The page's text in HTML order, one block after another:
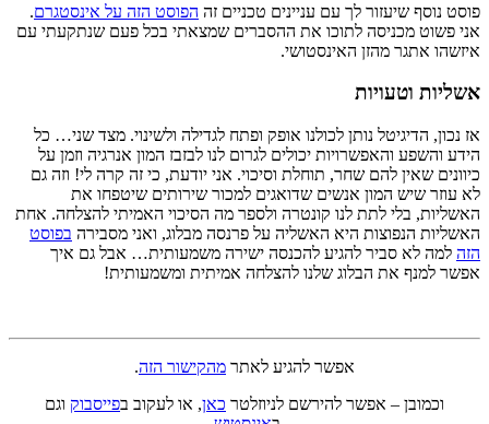
פוסט נוסף שיעזור לך עם עניינים טכניים זה הפוסט הזה על אינסטגרם.
אני פשוט מכניסה לתוכו את ההסברים שמצאתי בכל פעם שנתקעתי עם
איזשהו אתגר מהזן האינסטושי.
אשליות וטעויות
אז נכון, הדיגיטל נותן לכולנו אופק ופתח לגדילה ולשינוי. מצד שני… כל
הידע והשפע והאפשרויות יכולים לגרום לנו לבזבז המון אנרגיה וזמן על
כיוונים שאין להם שחר, תוחלת וסיכוי. אני יודעת, כי זה קרה לי! וזה גם
לא עוזר שיש המון אנשים שדואגים למכור שירותים שיטפחו את
האשליות, בלי לתת לנו קונטרה ולספר מה הסיכוי האמיתי להצלחה. אחת
האשליות הנפוצות היא האשליה על פרנסה מבלוג, ואני מסבירה בפוסט
הזה למה לא סביר להגיע להכנסה ישירה משמעותית… אבל גם איך
אפשר למנף את הבלוג שלנו להצלחה אמיתית ומשמעותית!
אפשר להגיע לאתר מהקישור הזה.
וכמובן – אפשר להירשם לניוזלטר כאן, או לעקוב בפייסבוק וגם